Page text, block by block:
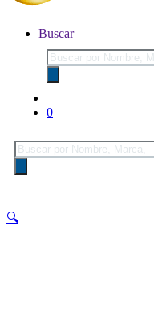
Buscar
Búsqueda
de
productos
0
Búsqueda
de
productos
🔍